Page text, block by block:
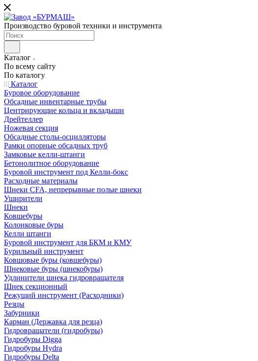
Производство буровой техники и инструмента
Каталог
По всему сайту
По каталогу
Каталог
Буровое оборудование
Обсадные инвентарные трубы
Центрирующие кольца и вкладыши
Дрейтеллер
Ножевая секция
Обсадные столы-осцилляторы
Рамки опорные обсадных труб
Замковые келли-штанги
Бетонолитное оборудование
Буровой инструмент под Келли-бокс
Расходные материалы
Шнеки CFA, непрерывные полые шнеки
Уширители
Шнеки
Ковшебуры
Колонковые буры
Келли штанги
Буровой инструмент для БКМ и КМУ
Бурильный инструмент
Ковшовые буры (ковшебуры)
Шнековые буры (шнекобуры)
Удлинители шнека гидровращателя
Шнек секционный
Режущий инструмент (Расходники)
Резцы
Забурники
Карман (Державка для резца)
Гидровращатели (гидробуры)
Гидробуры Digga
Гидробуры Hydra
Гидробуры Delta